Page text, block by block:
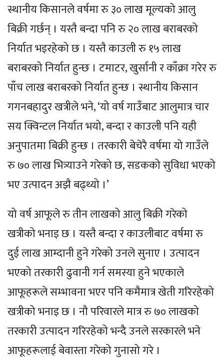
स्थानीय किसानले वर्षमा रु ३० लाख मूल्यको आलु
बिक्री गर्छन् । यस्तै बन्दा पनि रु २० लाख बराबरको
निर्यात भइरहेको छ । यस्तै काउली रु १५ लाख
बराबरको निर्यात हुन्छ । टमाटर, खुर्सानी र काँक्रा गरेर रु
पाँच लाख बराबरको निर्यात हुन्छ । स्थानीय किसान
गगनबहादुर खत्रीले भने, ‘यो वर्ष गाउँबाट आलुमात्र चार
सय क्विन्टल निर्यात भयो, बन्दा र काउली पनि यही
अनुपातमा बिक्री हुन्छ । तरकारी बेचेरै वर्षमा यो गाउँले
रु ७० लाख भित्र्याउने गरेको छ, सडकको सुविधा भएको
भए उत्पादन अझै बढ्थ्यो ।’
यो वर्ष आफूले रु तीन लाखको आलु बिक्री गरेको
खत्रीको भनाइ छ । यस्तै बन्दा र काउलीबाट वर्षमा रु
दुई लाख आम्दानी हुने गरेको उनले सुनाए । उत्पादन
भएको तरकारी ढुवानी गर्न समस्या हुने भएकाले
आफूहरूले सम्भावना भएर पनि कमैमात्र खेती गरिरहेको
खत्रीको भनाइ छ । नौ परिवारले मात्र रु ७० लाखको
तरकारी उत्पादन गरिरहेको भन्दै उनले सरकारले भने
आफूहरूलाई बेवास्ता गरेको गुनासो गरे ।